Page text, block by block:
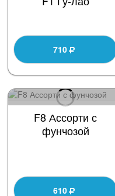
710
F8 Ассорти с
фунчозой
610